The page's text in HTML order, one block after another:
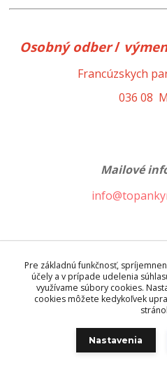
Osobný odber/
Francúzskych
036 08
Mailové
Prajeme
Tím
Katalóg internetových stránok
Pre základnú funkčnosť,
účely a v prípade udelenia
využívame súbory cookies.
cookies môžete kedykoľvek
Nastavenia